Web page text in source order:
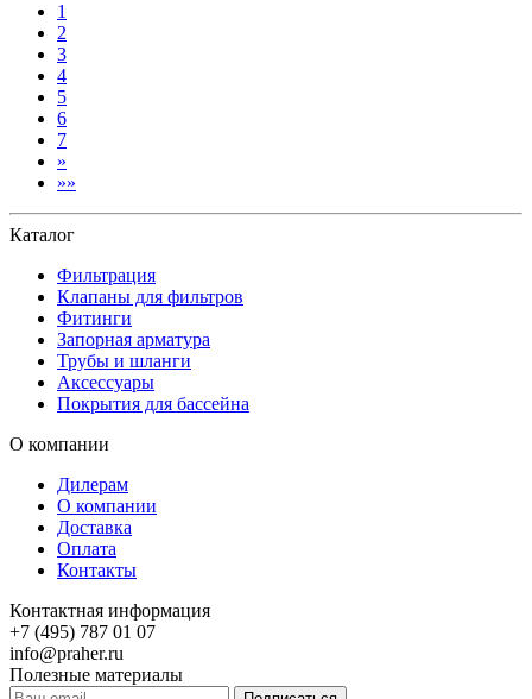
1
2
3
4
5
6
7
»
»»
Каталог
Фильтрация
Клапаны для фильтров
Фитинги
Запорная арматура
Трубы и шланги
Аксессуары
Покрытия для бассейна
О компании
Дилерам
О компании
Доставка
Оплата
Контакты
Контактная информация
+7 (495) 787 01 07
info@praher.ru
Полезные материалы